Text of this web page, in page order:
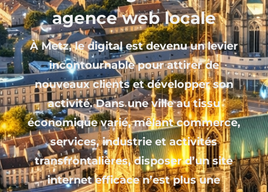
agence web locale
À Metz, le digital est devenu un levier
incontournable pour attirer de
nouveaux clients et développer son
activité. Dans une ville au tissu
économique varié, mêlant commerce,
services, industrie et activités
transfrontalières, disposer d’un site
internet efficace n’est plus une